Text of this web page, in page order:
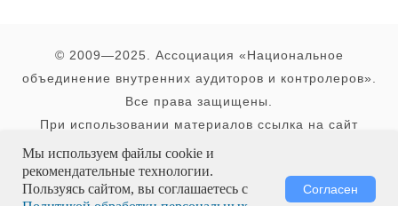
© 2009—2025. Ассоциация «Национальное
объединение внутренних аудиторов и контролеров».
Все права защищены.
При использовании материалов ссылка на сайт
обязательна
Политика обработки Персональных данных
Мы используем файлы cookie и
рекомендательные технологии.
Пользуясь сайтом, вы соглашаетесь с
Согласен